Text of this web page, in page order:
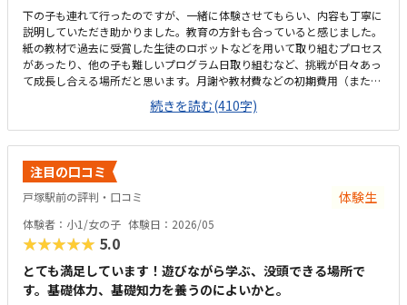
下の子も連れて行ったのですが、一緒に体験させてもらい、内容も丁寧に
説明していただき助かりました。教育の方針も合っていると感じました。
紙の教材で過去に受賞した生徒のロボットなどを用いて取り組むプロセス
があったり、他の子も難しいプログラム日取り組むなど、挑戦が日々あっ
て成長し合える場所だと思います。月謝や教材費などの初期費用（また
は、平日の送迎のやりくり）の面で、予算との兼ね合いをもう少し慎重に
検討する必要があると感じています。それぞれ日違うロボットを作成して
進めているのもいい刺激になると思う。他の生徒の子もそれぞれ取り組む
姿勢が良かったです。打倒な金額かなと感じます。教材自体はどこもそれ
なりに高いので、月謝も含め他と同じくらいと思いました。まだ作ったこ
とないロボットや、気になる飾られたロボットを初めに動かして質問コー
ナーがあったり、気持ちを落ち着かせる時間を取っていたりと土台がしっ
続きを読む(410字)
注目の口コミ
戸塚駅前の評判・口コミ 体験生
体験者：小1/女の子 体験日：2026/05
★★★★★ 5.0
とても満足しています！遊びながら学ぶ、没頭できる場所で
す。基礎体力、基礎知力を養うのによいかと。